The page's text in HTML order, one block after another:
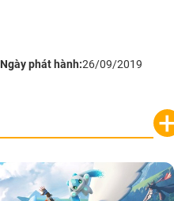
Ngày phát hành:26/09/2019